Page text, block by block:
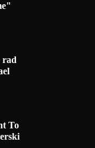
rad
To